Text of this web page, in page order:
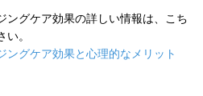
ングケア効果の詳しい情報は、こち
い。
ングケア効果と心理的なメリット